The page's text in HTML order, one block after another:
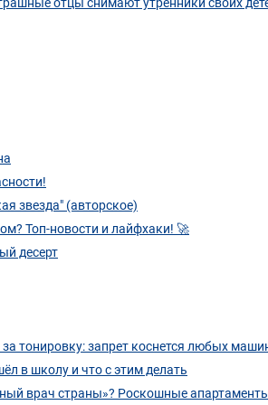
звезда" (авторское)
Топ-новости и лайфхаки! 🚀
десерт
тонировку: запрет коснется любых
в школу и что с этим делать
врач страны»? Роскошные